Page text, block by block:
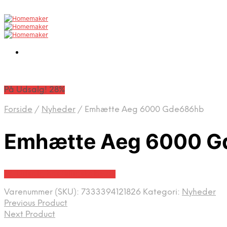
På Udsalg! 28%
Forside / Nyheder / Emhætte Aeg 6000 Gde686hb
Emhætte Aeg 6000
Varenummer (SKU): 7333394121826 Kategori: Nyheder
Previous Product
Next Product